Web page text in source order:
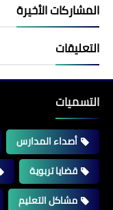
المشاركات الأخيرة
التعليقات
التسميات
أصداء المدارس
قضايا تربوية
مشاكل التعليم